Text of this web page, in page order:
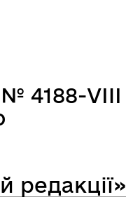
4188-VIIІ
редакції»